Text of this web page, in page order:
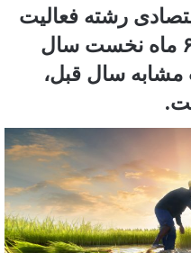
رشته فعالیت
های گروه کشاورزی در ۶ ماه نخست سال
مشابه سال قبل،